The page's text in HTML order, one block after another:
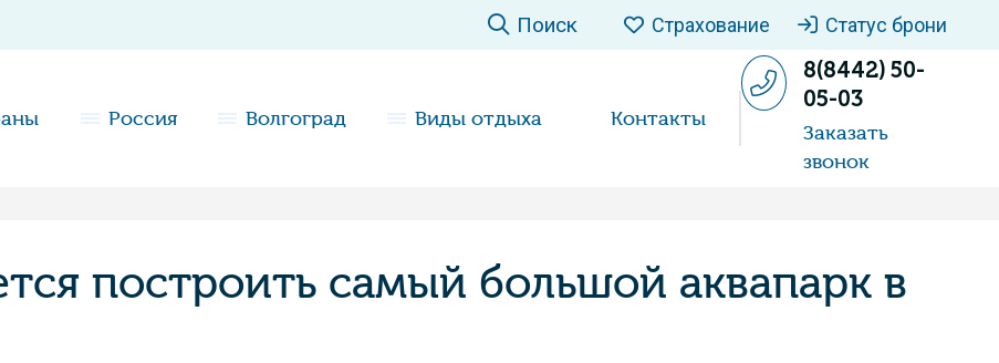
Поиск Страхование Статус брони
Россия Волгоград Виды отдыха Контакты
8(8442) 50-
05-03
Заказать
звонок
построить самый большой аквапарк в